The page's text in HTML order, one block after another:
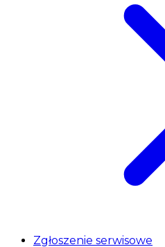
Zgłoszenie serwisowe